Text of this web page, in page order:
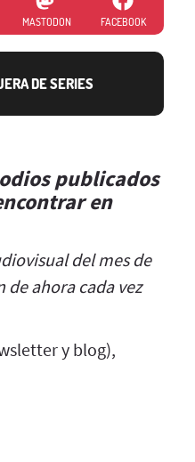
MASTODON FACEBOOK
DE SERIES
publicados
en
del mes de
ahora cada vez
y blog),